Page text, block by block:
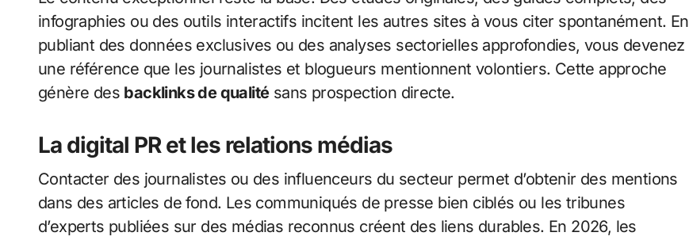
infographies ou des outils interactifs incitent les autres sites à vous citer spontanément. En
publiant des données exclusives ou des analyses sectorielles approfondies, vous devenez
une référence que les journalistes et blogueurs mentionnent volontiers. Cette approche
génère des backlinks de qualitésans prospection directe.
La digital PR et les relations médias
Contacter des journalistes ou des influenceurs du secteur permet d’obtenir des mentions
dans des articles de fond. Les communiqués de presse bien ciblés ou les tribunes
d’experts publiées sur des médias reconnus créent des liens durables. En 2026, les